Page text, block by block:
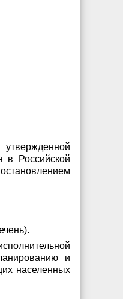
в Российской
и
населенных